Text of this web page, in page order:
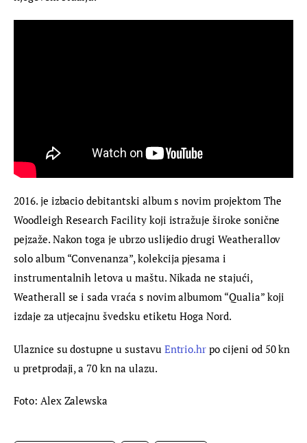
2016. je izbacio debitantski album s novim projektom The
Woodleigh Research Facility koji istražuje široke sonične
pejzaže. Nakon toga je ubrzo uslijedio drugi Weatherallov
solo album “Convenanza”, kolekcija pjesama i
instrumentalnih letova u maštu. Nikada ne stajući,
Weatherall se i sada vraća s novim albumom “Qualia” koji
izdaje za utjecajnu švedsku etiketu Hoga Nord.
Ulaznice su dostupne u sustavu Entrio.hr po cijeni od 50 kn
u pretprodaji, a 70 kn na ulazu.
Foto: Alex Zalewska